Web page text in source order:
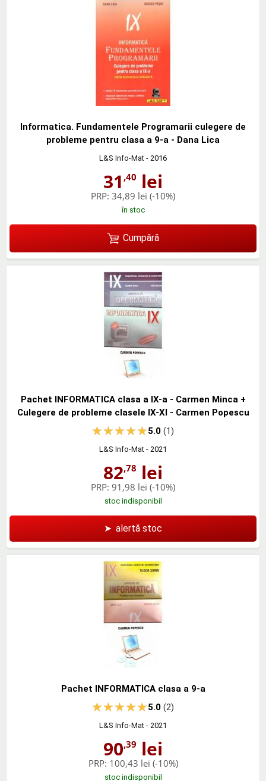
Informatica. Fundamentele Programarii culegere de
probleme pentru clasa a 9-a - Dana Lica
L&S Info-Mat - 2016
31 ,40 lei
PRP: 34,89 lei (-10%)
în stoc
Cumpără
Pachet INFORMATICA clasa a IX-a - Carmen Minca +
Culegere de probleme clasele IX-XI - Carmen Popescu
5.0(1)
L&S Info-Mat - 2021
82,78 lei
PRP: 91,98 lei (-10%)
stoc indisponibil
➤ alertă stoc
Pachet INFORMATICA clasa a 9-a
5.0(2)
L&S Info-Mat - 2021
90,39 lei
PRP: 100,43 lei (-10%)
stoc indisponibil